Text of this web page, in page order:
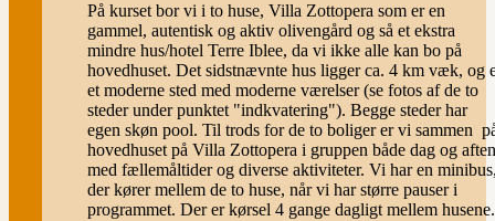
På kurset bor vi i to huse, Villa Zottopera som er en
gammel, autentisk og aktiv olivengård og så et ekstra
mindre hus/hotel Terre Iblee, da vi ikke alle kan bo på
hovedhuset. Det sidstnævnte hus ligger ca. 4 km væk, og
et moderne sted med moderne værelser (se fotos af de to
steder under punktet "indkvatering"). Begge steder har
egen skøn pool. Til trods for de to boliger er vi sammen
hovedhuset på Villa Zottopera i gruppen både dag og aften
med fællemåltider og diverse aktiviteter. Vi har en
der kører mellem de to huse, når vi har større pauser i
programmet. Der er kørsel 4 gange dagligt mellem husene.